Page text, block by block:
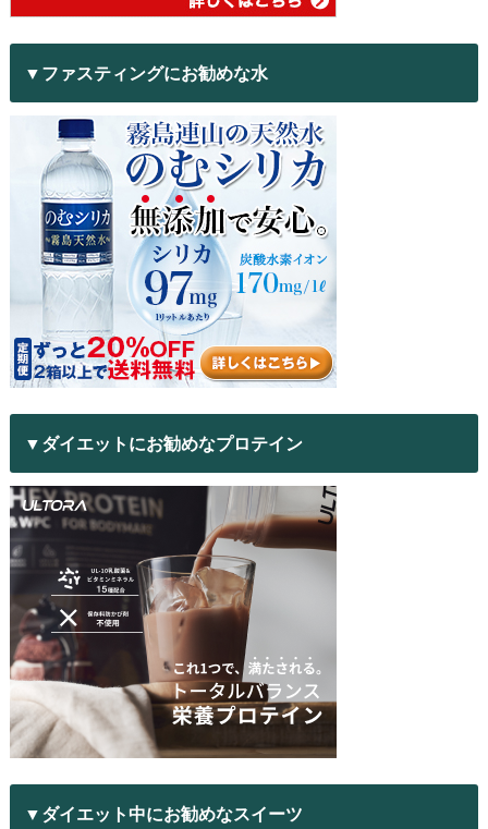
▼ファスティングにお勧めな水
▼ダイエットにお勧めなプロテイン
▼ダイエット中にお勧めなスイーツ